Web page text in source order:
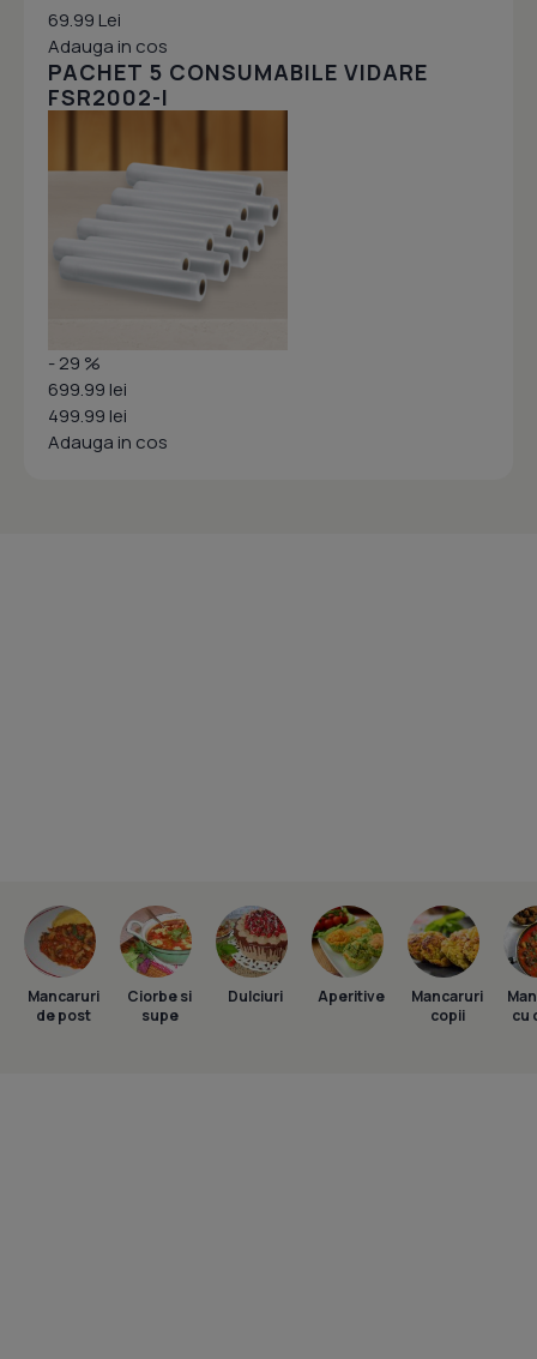
69.99 Lei
Adauga in cos
PACHET 5 CONSUMABILE VIDARE
FSR2002-I
- 29 %
699.99 lei
499.99 lei
Adauga in cos
Mancaruri
de post
Ciorbe si
supe
Dulciuri Aperitive
Mancaruri
copii
cu